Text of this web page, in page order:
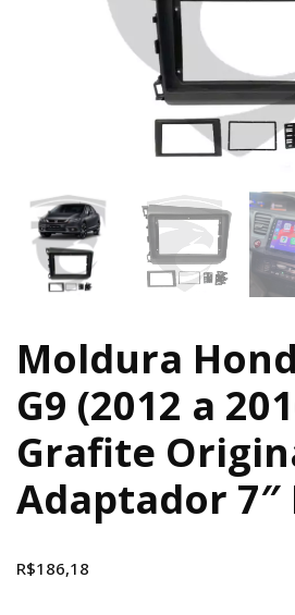
Moldura
G9 (2012 a
Grafite
Adaptador 7″
R$186,18